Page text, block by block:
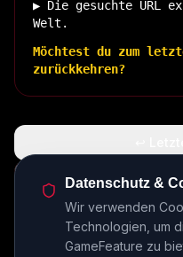
▶ Die gesuchte
Welt.
Möchtest du zum
zurückkehren?
🏠
INSERT
Datenschutz &
Wir verwenden
Technologien, um
GameFeature zu